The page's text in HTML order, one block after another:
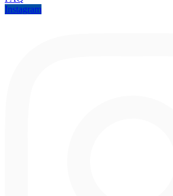
Instagram